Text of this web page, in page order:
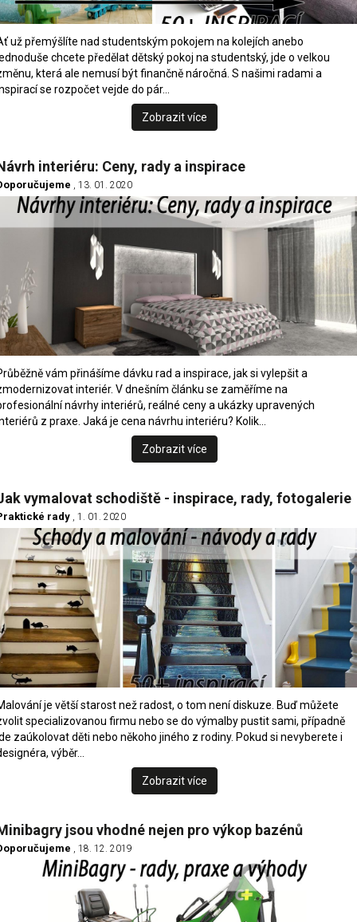
už přemýšlíte nad studentským pokojem na kolejích anebo
chcete předělat dětský pokoj na studentský, jde o velkou
která ale nemusí být finančně náročná. S našimi radami a
se rozpočet vejde do pár…
Zobrazit více
interiéru: Ceny, rady a inspirace
, 13. 01. 2020
vám přinášíme dávku rad a inspirace, jak si vylepšit a
interiér. V dnešním článku se zaměříme na
návrhy interiérů, reálné ceny a ukázky upravených
z praxe. Jaká je cena návrhu interiéru? Kolik…
Zobrazit více
vymalovat schodiště - inspirace, rady, fotogalerie
rady , 1. 01. 2020
je větší starost než radost, o tom není diskuze. Buď můžete
specializovanou firmu nebo se do výmalby pustit sami, případně
zaúkolovat děti nebo někoho jiného z rodiny. Pokud si nevyberete i
výběr…
Zobrazit více
jsou vhodné nejen pro výkop bazénů
, 18. 12. 2019